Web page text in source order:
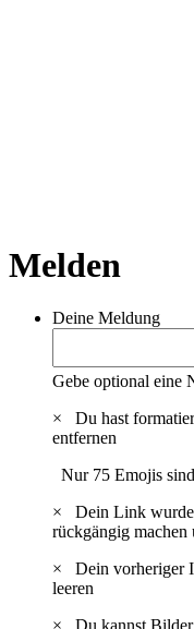
Melden
Deine Meldung
Gebe optional eine
×
Du hast
entfernen
Nur 75 Emojis
×
Dein Link
rückgängig
×
Dein vorheriger
leeren